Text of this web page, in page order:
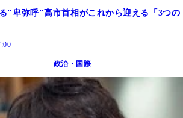
"卑弥呼"高市首相がこれから迎える「3つの
政治・国際